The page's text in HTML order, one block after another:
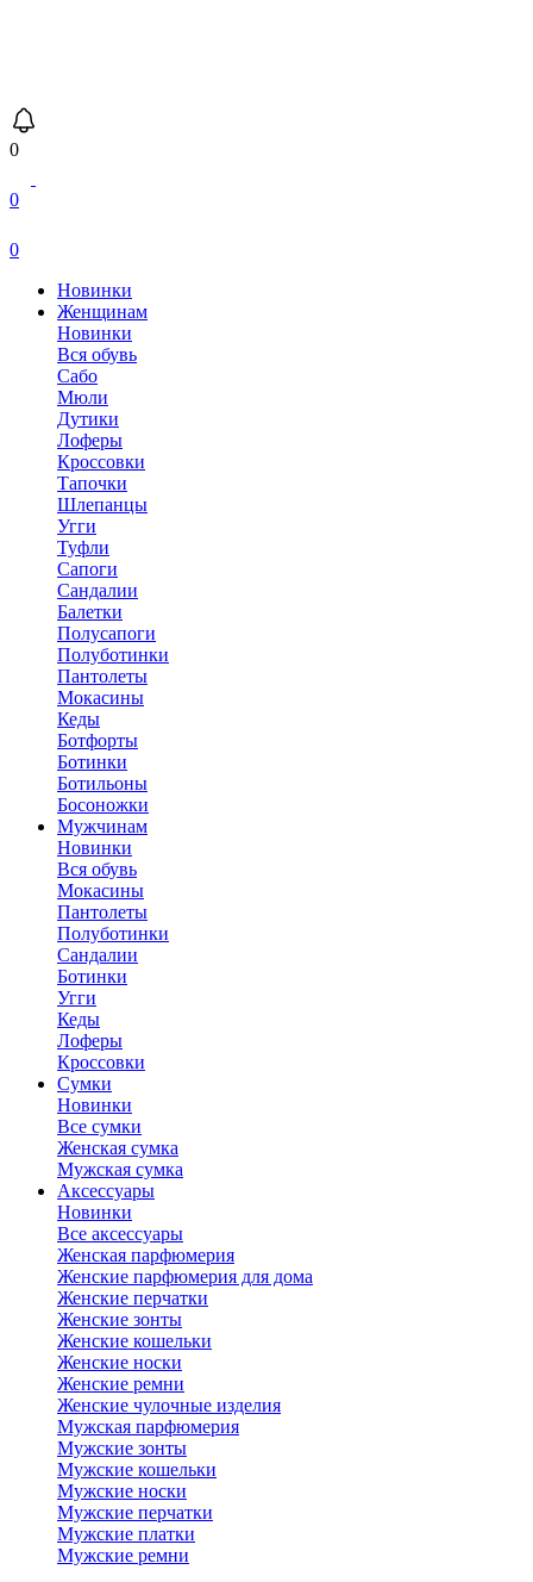
0
0
0
Новинки
Женщинам
Новинки
Вся обувь
Сабо
Мюли
Дутики
Лоферы
Кроссовки
Тапочки
Шлепанцы
Угги
Туфли
Сапоги
Сандалии
Балетки
Полусапоги
Полуботинки
Пантолеты
Мокасины
Кеды
Ботфорты
Ботинки
Ботильоны
Босоножки
Мужчинам
Новинки
Вся обувь
Мокасины
Пантолеты
Полуботинки
Сандалии
Ботинки
Угги
Кеды
Лоферы
Кроссовки
Сумки
Новинки
Все сумки
Женская сумка
Мужская сумка
Аксессуары
Новинки
Все аксессуары
Женская парфюмерия
Женские парфюмерия для дома
Женские перчатки
Женские зонты
Женские кошельки
Женские носки
Женские ремни
Женские чулочные изделия
Мужская парфюмерия
Мужские зонты
Мужские кошельки
Мужские носки
Мужские перчатки
Мужские платки
Мужские ремни